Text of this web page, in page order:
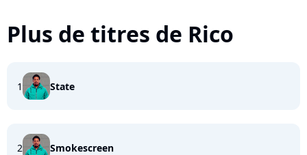
Plus de titres de Rico
1 State
2 Smokescreen